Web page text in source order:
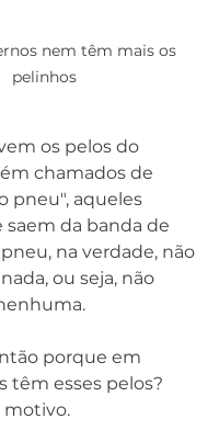
nem têm mais os
pelinhos
os pelos do
chamados de
pneu", aqueles
saem da banda de
na verdade, não
ou seja, não
porque em
têm esses pelos?
motivo.